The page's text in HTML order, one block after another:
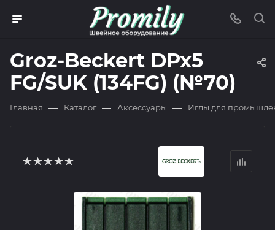
Groz-Beckert DPx5
FG/SUK (134FG) (№70)
Главная — Каталог — Аксессуары — Иглы для